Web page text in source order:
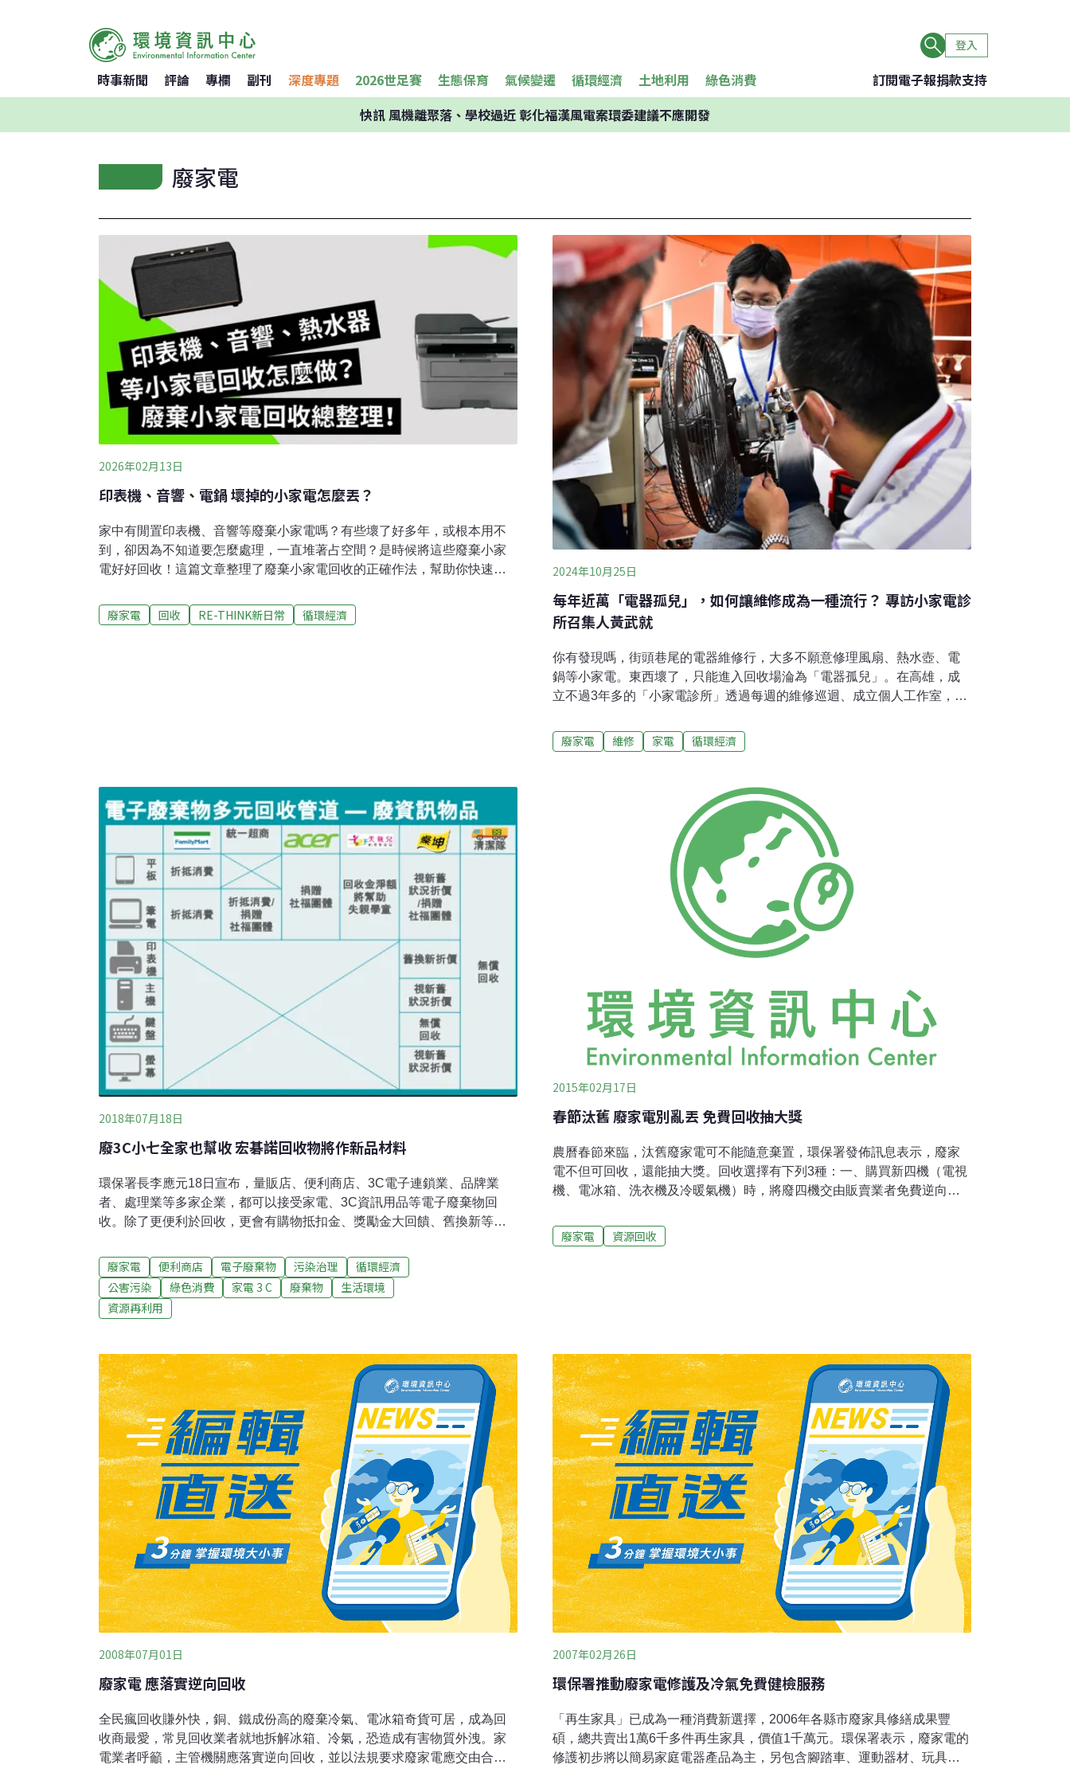
登入
時事新聞 評論 專欄 副刊 深度專題 2026世足賽 生態保育 氣候變遷 循環經濟 土地利用 綠色消費 訂閱電子報捐款支持
快訊風機離聚落、學校過近 彰化福漢風電案環委建議不應開發
廢家電
2026年02月13日
印表機、音響、電鍋 壞掉的小家電怎麼丟？
家中有閒置印表機、音響等廢棄小家電嗎？有些壞了好多年，或根本用不
到，卻因為不知道要怎麼處理，一直堆著占空間？是時候將這些廢棄小家
電好好回收！這篇文章整理了廢棄小家電回收的正確作法，幫助你快速理
重生的方法，馬上來看看。廢棄小家電回收怎麼丟？廢棄小家電類型眾
多，不同小家電該怎麼回收處理，也讓你很困惑嗎？首先，記得大重點！
廢家電 回收 RE-THINK新日常 循環經濟
2024年10月25日
每年近萬「電器孤兒」，如何讓維修成為一種流行？ 專訪小家電診
所召集人黃武就
你有發現嗎，街頭巷尾的電器維修行，大多不願意修理風扇、熱水壺、電
鍋等小家電。東西壞了，只能進入回收場淪為「電器孤兒」。在高雄，成
立不過3年多的「小家電診所」透過每週的維修巡迴、成立個人工作室，每
地社群又如何開枝散葉、掀起維修風潮？在10月19日世界維修日這天，
《環境資訊中心》跟著小家電診所召集人黃武就，看見維修的挑戰與趣
天，人潮湧入高雄市鹽埕區忠孝國小，他們是前來等著修家電的民眾。黃
武就在這場活動擔任機動組，幫忙帶位、找尋零件、指導修理，忙得停不
下來。直到將近下午1點，他終於能坐下吃個午飯，接受《環境資訊中心》
的採訪。黃武就描述，維修運動在高雄非常蓬勃——年頭到年尾，八個據
點，每週巡迴維修，每場30件修理名額總是爆滿，根本「週週都是維修
日」。黃武就的碩士論文就是
廢家電 維修 家電 循環經濟
2018年07月18日
廢3C小七全家也幫收 宏碁諾回收物將作新品材料
環保署長李應元18日宣布，量販店、便利商店、3C電子連鎖業、品牌業
者、處理業等多家企業，都可以接受家電、3C資訊用品等電子廢棄物回
收。除了更便利於回收，更會有購物抵扣金、獎勵金大回饋、舊換新等多
3C電子連鎖業、品牌業者、處理業等多家企業。既有全國販賣四機（電視
機、洗衣機、電冰箱及冷暖氣機）業者，必須應依規定在民眾買新機時，
免費回收同品項同數量的廢四機。環保署這次再針對3C資訊用品，和宏
碁、大同、燦坤、全國電子、統一超商、全家、愛買、家樂福等企業展開
換新等活動，提供多種的優惠或回收服務，替民眾創造更方便、簡單的回
收管道，回收來的廢家電和廢資訊物品還可成為循環再利用的基礎。據環
保署資料，目前公告列管的家電類項目，包含電視機、電冰箱、洗衣機、
冷暖氣機及電風扇；資訊類則包
廢家電 便利商店 電子廢棄物 污染治理
循環經濟
公害污染
綠色消費 家電 3 C 廢棄物
生活環境
資源再利用
2015年02月17日
春節汰舊 廢家電別亂丟 免費回收抽大獎
農曆春節來臨，汰舊廢家電可不能隨意棄置，環保署發佈訊息表示，廢家
電不但可回收，還能抽大獎。回收選擇有下列3種：一、購買新四機（電視
機、電冰箱、洗衣機及冷暖氣機）時，將廢四機交由販賣業者免費逆向回
市值達新台幣百萬元以上。二、未購買新四機時，可撥打環保署資源回收
專線0800-085717（諧音：您幫我，清一清）或上資源回收網
公噸，回收可再利用物質約8萬公噸，產值約新台幣1
廢家電 資源回收
2008年07月01日
廢家電 應落實逆向回收
全民瘋回收賺外快，銅、鐵成份高的廢棄冷氣、電冰箱奇貨可居，成為回
收商最愛，常見回收業者就地拆解冰箱、冷氣，恐造成有害物質外洩。家
電業者呼籲，主管機關應落實逆向回收，並以法規要求廢家電應交由合法
2007年02月26日
環保署推動廢家電修護及冷氣免費健檢服務
「再生家具」已成為一種消費新選擇，2006年各縣市廢家具修繕成果豐
碩，總共賣出1萬6千多件再生家具，價值1千萬元。環保署表示，廢家電的
修護初步將以簡易家庭電器產品為主，另包含腳踏車、運動器材、玩具